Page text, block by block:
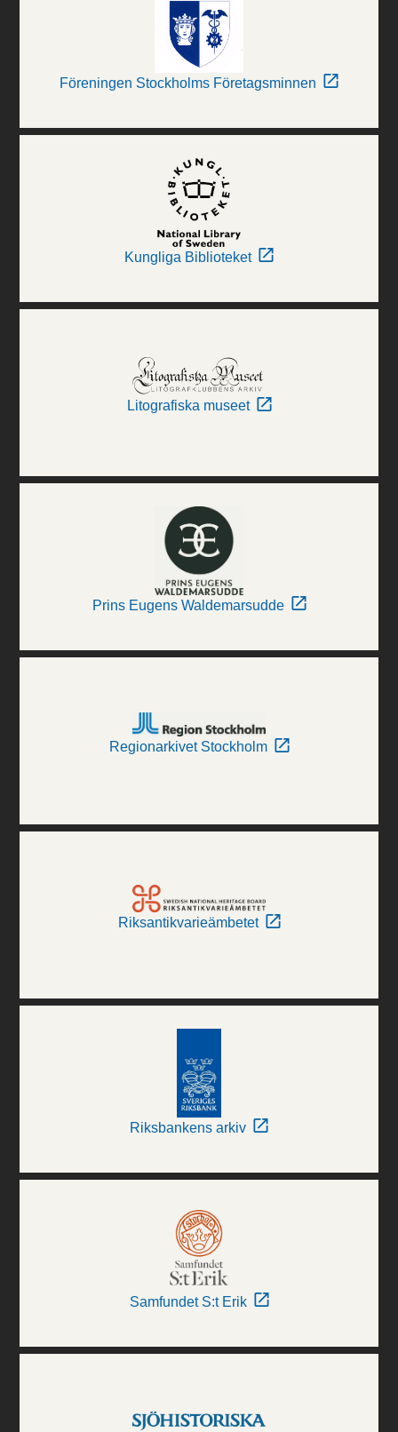
Föreningen Stockholms Företagsminnen
Kungliga Biblioteket
Litografiska museet
Prins Eugens Waldemarsudde
Regionarkivet Stockholm
Riksantikvarieämbetet
Riksbankens arkiv
Samfundet S:t Erik